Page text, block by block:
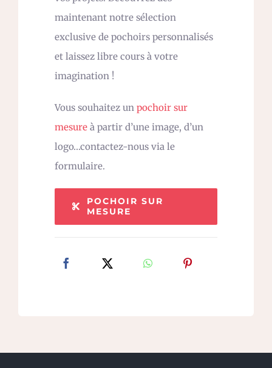
maintenant notre sélection
exclusive de pochoirs personnalisés
et laissez libre cours à votre
imagination !
Vous souhaitez un pochoir sur
mesure à partir d’une image, d’un
logo…contactez-nous via le
formulaire.
POCHOIR SUR
MESURE